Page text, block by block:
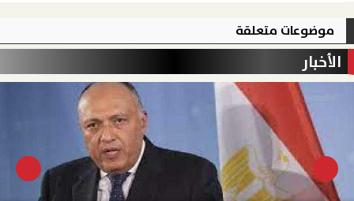
موضوعات متعلقة
الأخبار